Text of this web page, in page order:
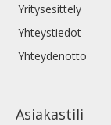
Yritysesittely
Yhteystiedot
Yhteydenotto
Asiakastili